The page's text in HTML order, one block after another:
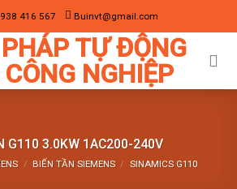
416 567 Buinvt@gmail.com
G110 3.0KW 1AC200-240V
/ BIẾN TẦN SIEMENS / SINAMICS G110